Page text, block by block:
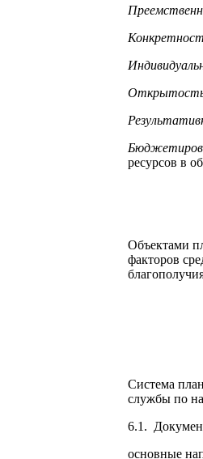
ресурсов в
Объектами
факторов
Система
службы по
6.1.
основные